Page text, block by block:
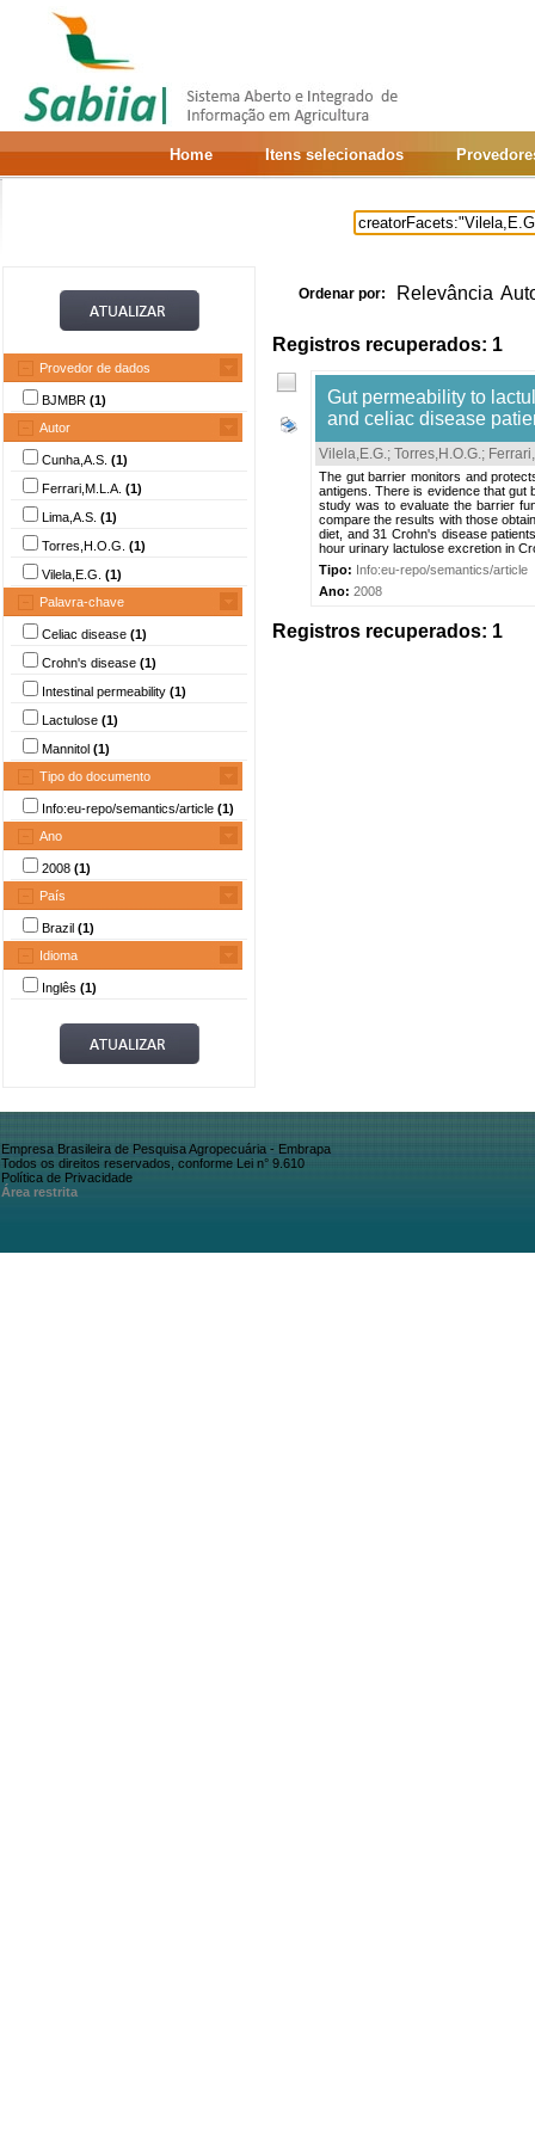
Home Itens selecionados
Provedor de dados
BJMBR (1)
Autor
Cunha,A.S. (1)
Ferrari,M.L.A. (1)
Lima,A.S. (1)
Torres,H.O.G. (1)
Vilela,E.G. (1)
Palavra-chave
Celiac disease (1)
Crohn's disease (1)
Intestinal permeability (1)
Lactulose (1)
Mannitol (1)
Tipo do documento
Info:eu-repo/semantics/article (1)
Ano
2008 (1)
País
Brazil (1)
Idioma
Inglês (1)
Ordenar por: Relevância
Registros recuperados: 1
Gut permeability to
and celiac disease
Vilela,E.G.; Torres,H.O.G.;
The gut barrier monitors and
antigens. There is evidence that gut
study was to evaluate the barrier
compare the results with those
diet, and 31 Crohn's disease
hour urinary lactulose excretion in
Tipo: Info:eu-repo/semantics/article
Ano: 2008
Registros recuperados: 1
Empresa Brasileira de Pesquisa Agropecuária - Embrapa
Todos os direitos reservados, conforme Lei n° 9.610
Política de Privacidade
Área restrita